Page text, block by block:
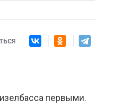
первыми.